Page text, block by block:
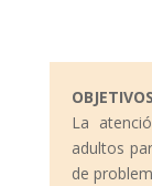
OBJETIVOS
La
adultos
de